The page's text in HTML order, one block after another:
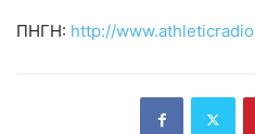
ΠΗΓΗ: http://